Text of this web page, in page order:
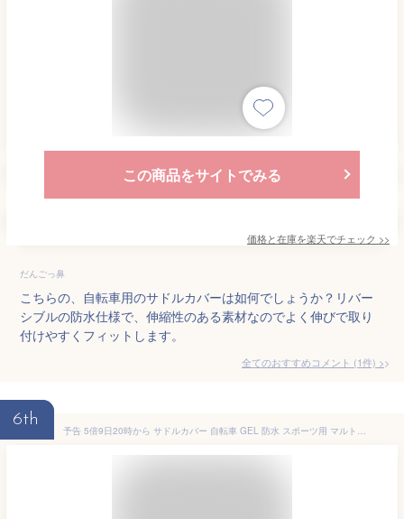
この商品をサイトでみる
価格と在庫を楽天でチェック >>
だんごっ鼻
こちらの、自転車用のサドルカバーは如何でしょうか？リバー
シブルの防水仕様で、伸縮性のある素材なのでよく伸びで取り
付けやすくフィットします。
全てのおすすめコメント (1件) >
6th
予告 5倍9日20時から サドルカバー 自転車 GEL 防水 スポーツ用 マルト MARUTO GEL-スポーツ ブラック 大久保製作所 おしりが痛くない（ネ）ま